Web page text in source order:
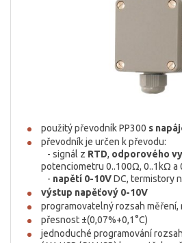
použitý převodník PP300 s
převodník je určen k převodu:
- signál z RTD, odporového
potenciometru 0..100Ω, 0..1kΩ a
- napětí 0-10VDC, termistory
výstup napěťový 0-10V
programovatelný rozsah měření,
přesnost ±(0,07%+0,1°C)
jednoduché programování